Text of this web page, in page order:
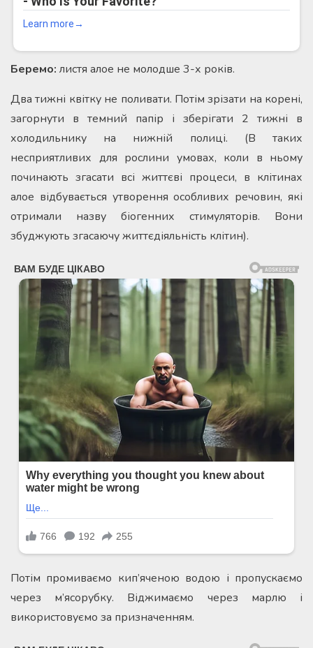
Беремо: листя алое не молодше 3-х років.
Два тижні квітку не поливати. Потім зрізати на корені,
загорнути в темний папір і зберігати 2 тижні в
холодильнику на нижній полиці. (В таких
несприятливих для рослини умовах, коли в ньому
починають згасати всі життєві процеси, в клітинах
алое відбувається утворення особливих речовин, які
отримали назву біогенних стимуляторів. Вони
збуджують згасаючу життєдіяльність клітин).
Потім промиваємо кип’яченою водою і пропускаємо
через м’ясорубку. Віджимаємо через марлю і
використовуємо за призначенням.